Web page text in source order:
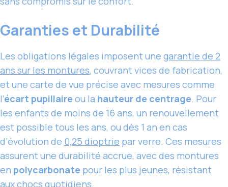
Garanties et Durabilité
Les obligations légales imposent une garantie de 2
ans sur les montures, couvrant vices de fabrication,
et une carte de vue précise avec mesures comme
l’écart pupillaire ou la hauteur de centrage. Pour
les enfants de moins de 16 ans, un renouvellement
est possible tous les ans, ou dès 1 an en cas
d’évolution de 0,25 dioptrie par verre. Ces mesures
assurent une durabilité accrue, avec des montures
en polycarbonate pour les plus jeunes, résistant
aux chocs quotidiens.